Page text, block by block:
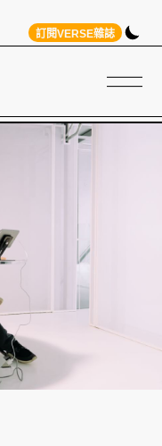
訂閱VERSE雜誌